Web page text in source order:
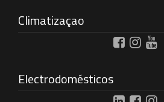
Climatizaçao
Electrodomésticos